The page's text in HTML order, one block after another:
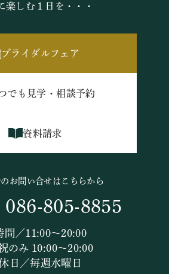
楽しむ１日を・・・
ブライダルフェア
でも見学・相談予約
資料請求
お問い合せはこちらから
805-8855
間／11:00～20:00
のみ 10:00～20:00
日／毎週水曜日